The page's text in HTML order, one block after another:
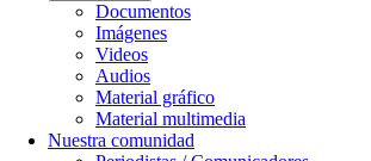
Documentos
Imágenes
Videos
Audios
Material gráfico
Material multimedia
Nuestra comunidad